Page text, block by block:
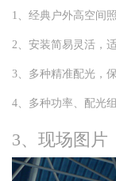
1、经典户外高空间
2、安装简易灵活，
3、多种精准配光，
4、多种功率、配光
3、现场图片